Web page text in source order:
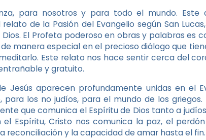
para nosotros y para todo el mundo. Este
de la Pasión del Evangelio según San
El Profeta poderoso en obras y palabras es
manera especial en el precioso diálogo que
Este relato nos hace sentir cerca del
y gratuito.
Jesús aparecen profundamente unidas en el
para los no judíos, para el mundo de los griegos.
que comunica el Espíritu de Dios tanto a
el Espíritu, Cristo nos comunica la paz, el
reconciliación y la capacidad de amar hasta el fin.